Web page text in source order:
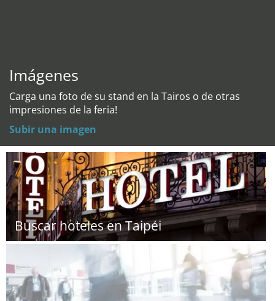
Imágenes
Carga una foto de su stand en la Tairos o de otras
impresiones de la feria!
Subir una imagen
Buscar hoteles en Taipéi